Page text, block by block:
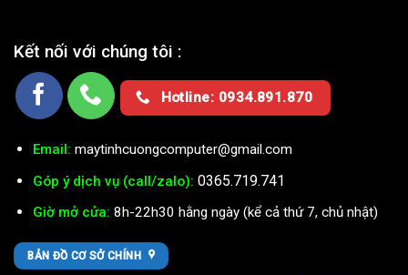
Kết nối với chúng tôi :
Hotline: 0934.891.870
Email: maytinhcuongcomputer@gmail.com
Góp ý dịch vụ (call/zalo): 0365.719.741
Giờ mở cửa: 8h-22h30 hằng ngày (kể cả thứ 7, chủ nhật)
BẢN ĐỒ CƠ SỞ CHÍNH